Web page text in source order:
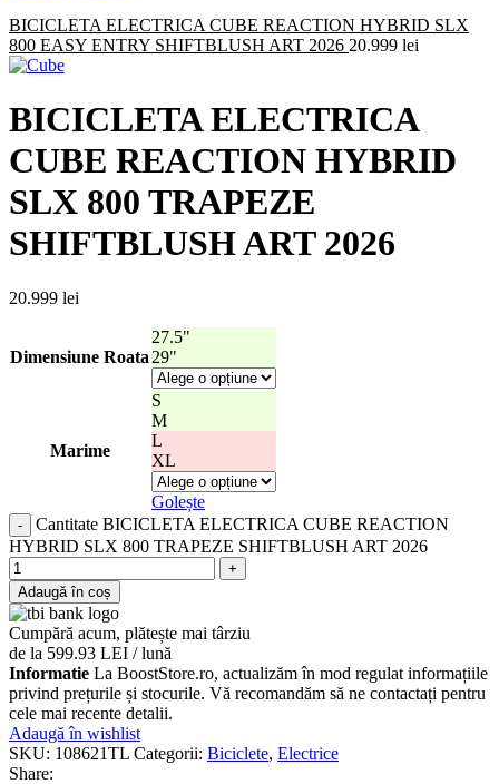
BICICLETA ELECTRICA CUBE REACTION HYBRID SLX
800 EASY ENTRY SHIFTBLUSH ART 2026 20.999 lei
BICICLETA ELECTRICA
CUBE REACTION HYBRID
SLX 800 TRAPEZE
SHIFTBLUSH ART 2026
20.999 lei
Dimensiune Roata
27.5"
29"
Marime
S
M
L
XL
Golește
Cantitate BICICLETA ELECTRICA CUBE REACTION
HYBRID SLX 800 TRAPEZE SHIFTBLUSH ART 2026
Adaugă în coș
Cumpără acum, plătește mai târziu
de la 599.93 LEI / lună
Informatie La BoostStore.ro, actualizăm în mod regulat informațiile
privind prețurile și stocurile. Vă recomandăm să ne contactați pentru
cele mai recente detalii.
Adaugă în wishlist
SKU: 108621TL Categorii: Biciclete, Electrice
Share: